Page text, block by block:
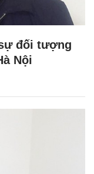
đối tượng
Nội